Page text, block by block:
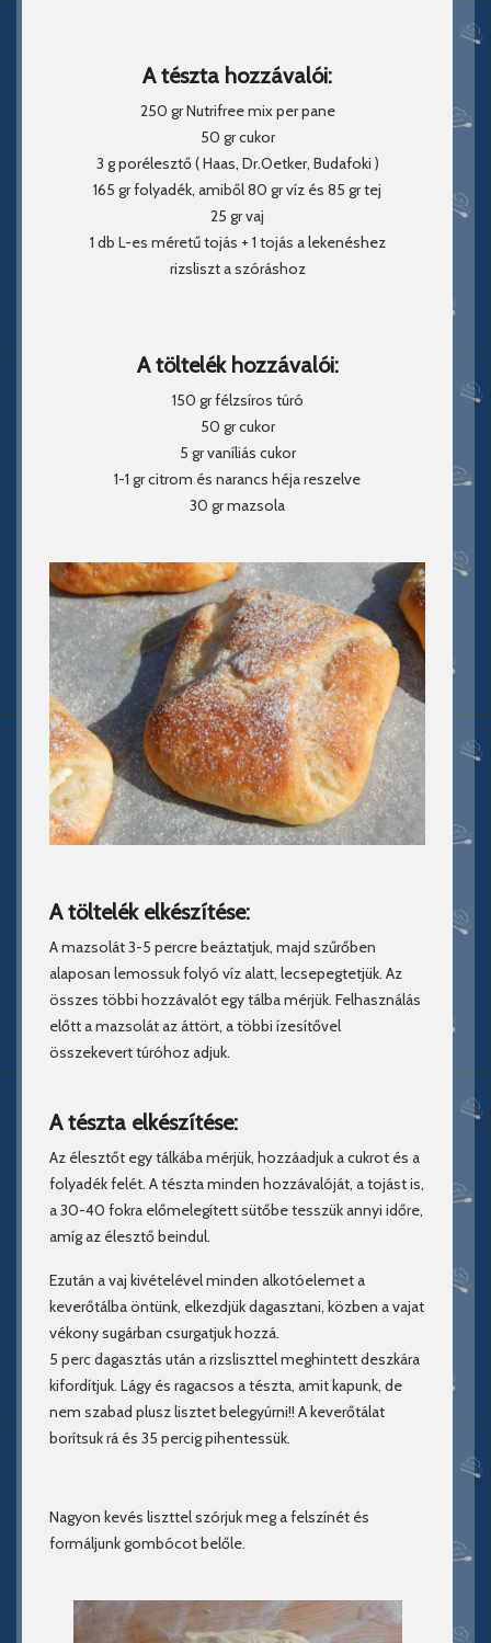
A tészta hozzávalói:
250 gr Nutrifree mix per pane
50 gr cukor
3 g porélesztő ( Haas, Dr.Oetker, Budafoki )
165 gr folyadék, amiből 80 gr víz és 85 gr tej
25 gr vaj
1 db L-es méretű tojás + 1 tojás a lekenéshez
rizsliszt a szóráshoz
A töltelék hozzávalói:
150 gr félzsíros túró
50 gr cukor
5 gr vaníliás cukor
1-1 gr citrom és narancs héja reszelve
30 gr mazsola
A töltelék elkészítése:
A mazsolát 3-5 percre beáztatjuk, majd szűrőben
alaposan lemossuk folyó víz alatt, lecsepegtetjük. Az
összes többi hozzávalót egy tálba mérjük. Felhasználás
előtt a mazsolát az áttört, a többi ízesítővel
összekevert túróhoz adjuk.
A tészta elkészítése:
Az élesztőt egy tálkába mérjük, hozzáadjuk a cukrot és a
folyadék felét. A tészta minden hozzávalóját, a tojást is,
a 30-40 fokra előmelegített sütőbe tesszük annyi időre,
amíg az élesztő beindul.
Ezután a vaj kivételével minden alkotóelemet a
keverőtálba öntünk, elkezdjük dagasztani, közben a vajat
vékony sugárban csurgatjuk hozzá.
5 perc dagasztás után a rizsliszttel meghintett deszkára
kifordítjuk. Lágy és ragacsos a tészta, amit kapunk, de
nem szabad plusz lisztet belegyúrni!! A keverőtálat
borítsuk rá és 35 percig pihentessük.
Nagyon kevés liszttel szórjuk meg a felszínét és
formáljunk gombócot belőle.